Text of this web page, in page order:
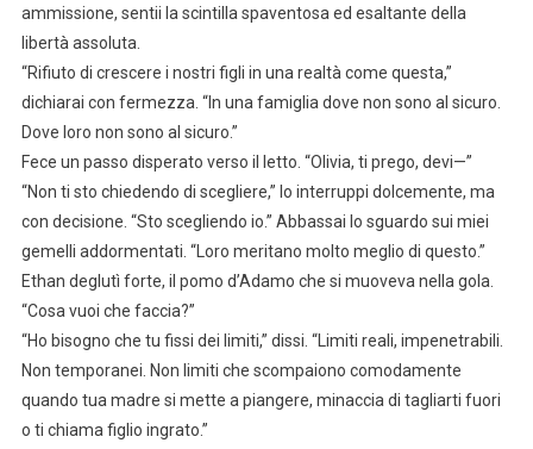
ammissione, sentii la scintilla spaventosa ed esaltante della
libertà assoluta.
“Rifiuto di crescere i nostri figli in una realtà come questa,”
dichiarai con fermezza. “In una famiglia dove non sono al sicuro.
Dove loro non sono al sicuro.”
Fece un passo disperato verso il letto. “Olivia, ti prego, devi—”
“Non ti sto chiedendo di scegliere,” lo interruppi dolcemente, ma
con decisione. “Sto scegliendo io.” Abbassai lo sguardo sui miei
gemelli addormentati. “Loro meritano molto meglio di questo.”
Ethan deglutì forte, il pomo d’Adamo che si muoveva nella gola.
“Cosa vuoi che faccia?”
“Ho bisogno che tu fissi dei limiti,” dissi. “Limiti reali, impenetrabili.
Non temporanei. Non limiti che scompaiono comodamente
quando tua madre si mette a piangere, minaccia di tagliarti fuori
o ti chiama figlio ingrato.”